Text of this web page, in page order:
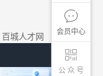
会员中心
公 众 号
百城人才网